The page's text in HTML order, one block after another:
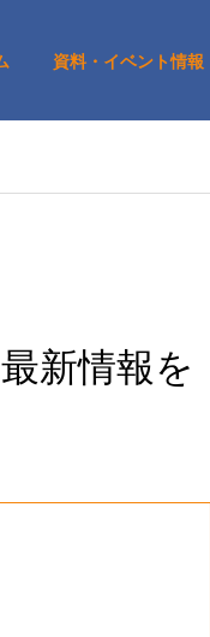
資料・イベント情報
新情報を